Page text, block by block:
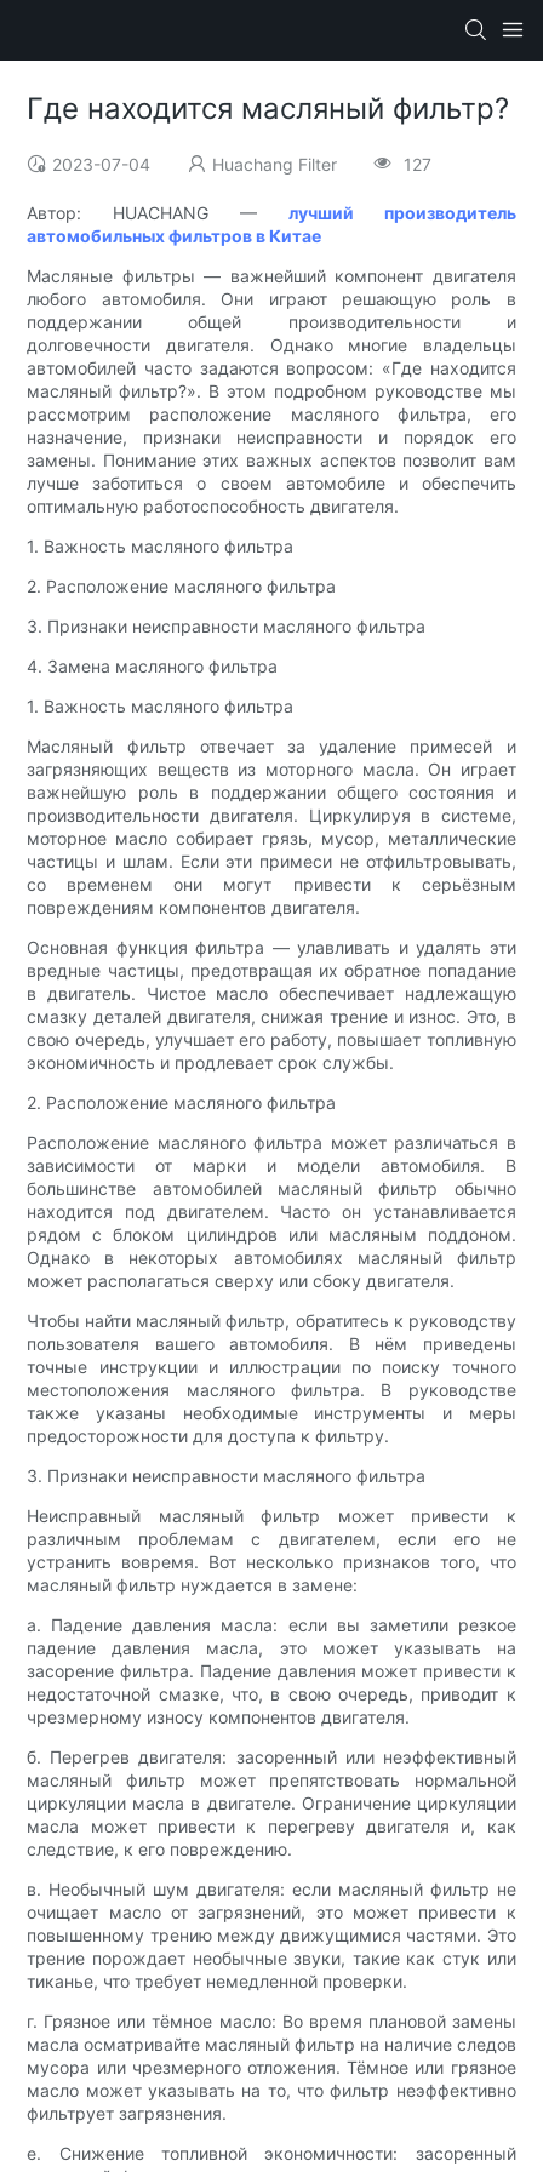
Где находится масляный фильтр?
2023-07-04 Huachang Filter 127
Автор: HUACHANG — лучший производитель
автомобильных фильтров в Китае
Масляные фильтры — важнейший компонент двигателя
любого автомобиля. Они играют решающую роль в
поддержании общей производительности и
долговечности двигателя. Однако многие владельцы
автомобилей часто задаются вопросом: «Где находится
масляный фильтр?». В этом подробном руководстве мы
рассмотрим расположение масляного фильтра, его
назначение, признаки неисправности и порядок его
замены. Понимание этих важных аспектов позволит вам
лучше заботиться о своем автомобиле и обеспечить
оптимальную работоспособность двигателя.
1. Важность масляного фильтра
2. Расположение масляного фильтра
3. Признаки неисправности масляного фильтра
4. Замена масляного фильтра
1. Важность масляного фильтра
Масляный фильтр отвечает за удаление примесей и
загрязняющих веществ из моторного масла. Он играет
важнейшую роль в поддержании общего состояния и
производительности двигателя. Циркулируя в системе,
моторное масло собирает грязь, мусор, металлические
частицы и шлам. Если эти примеси не отфильтровывать,
со временем они могут привести к серьёзным
повреждениям компонентов двигателя.
Основная функция фильтра — улавливать и удалять эти
вредные частицы, предотвращая их обратное попадание
в двигатель. Чистое масло обеспечивает надлежащую
смазку деталей двигателя, снижая трение и износ. Это, в
свою очередь, улучшает его работу, повышает топливную
экономичность и продлевает срок службы.
2. Расположение масляного фильтра
Расположение масляного фильтра может различаться в
зависимости от марки и модели автомобиля. В
большинстве автомобилей масляный фильтр обычно
находится под двигателем. Часто он устанавливается
рядом с блоком цилиндров или масляным поддоном.
Однако в некоторых автомобилях масляный фильтр
может располагаться сверху или сбоку двигателя.
Чтобы найти масляный фильтр, обратитесь к руководству
пользователя вашего автомобиля. В нём приведены
точные инструкции и иллюстрации по поиску точного
местоположения масляного фильтра. В руководстве
также указаны необходимые инструменты и меры
предосторожности для доступа к фильтру.
3. Признаки неисправности масляного фильтра
Неисправный масляный фильтр может привести к
различным проблемам с двигателем, если его не
устранить вовремя. Вот несколько признаков того, что
масляный фильтр нуждается в замене:
а. Падение давления масла: если вы заметили резкое
падение давления масла, это может указывать на
засорение фильтра. Падение давления может привести к
недостаточной смазке, что, в свою очередь, приводит к
чрезмерному износу компонентов двигателя.
б. Перегрев двигателя: засоренный или неэффективный
масляный фильтр может препятствовать нормальной
циркуляции масла в двигателе. Ограничение циркуляции
масла может привести к перегреву двигателя и, как
следствие, к его повреждению.
в. Необычный шум двигателя: если масляный фильтр не
очищает масло от загрязнений, это может привести к
повышенному трению между движущимися частями. Это
трение порождает необычные звуки, такие как стук или
тиканье, что требует немедленной проверки.
г. Грязное или тёмное масло: Во время плановой замены
масла осматривайте масляный фильтр на наличие следов
мусора или чрезмерного отложения. Тёмное или грязное
масло может указывать на то, что фильтр неэффективно
фильтрует загрязнения.
е. Снижение топливной экономичности: засоренный